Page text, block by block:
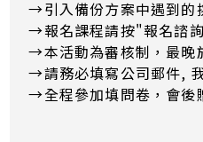
→引入備份方案中遇到的
→報名課程請按"報名諮
→本活動為審核制，最晚
​→​​​​​​請務必填寫公司郵件,
→全程參加填問卷，會後